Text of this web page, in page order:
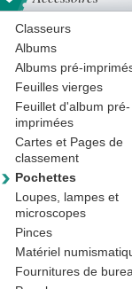
Classeurs
Albums
Albums pré-
Feuilles vierges
Feuillet d'album pré-
imprimées
Cartes et Pages de
classement
Pochettes
Loupes, lampes et
microscopes
Pinces
Matériel
Fournitures de